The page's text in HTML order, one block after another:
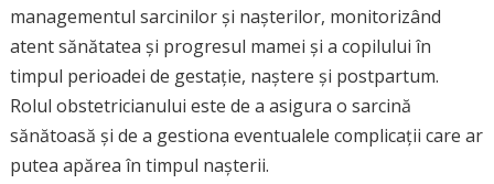
managementul sarcinilor și nașterilor, monitorizând
atent sănătatea și progresul mamei și a copilului în
timpul perioadei de gestație, naștere și postpartum.
Rolul obstetricianului este de a asigura o sarcină
sănătoasă și de a gestiona eventualele complicații care ar
putea apărea în timpul nașterii.